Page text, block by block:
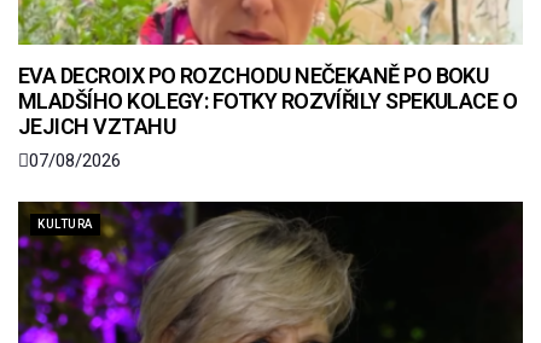
EVA DECROIX PO ROZCHODU NEČEKANĚ PO BOKU
MLADŠÍHO KOLEGY: FOTKY ROZVÍŘILY SPEKULACE O
JEJICH VZTAHU
07/08/2026
KULTURA